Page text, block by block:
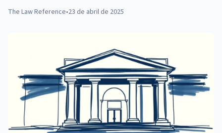
The Law Reference•23 de abril de 2025